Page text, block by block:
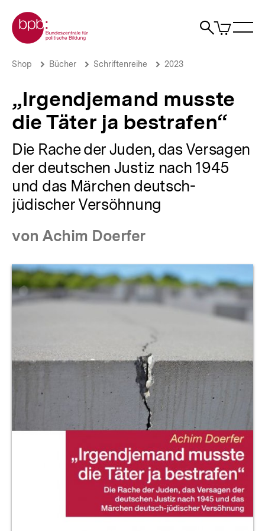
zum
Seiteninhalt
springen
Zur Startseite der bpb
Suche
Artikel
im
„Irgendjemand
bestrafen“
bpb.de
Brotkrümelnavigation
Pfadnavigation
Shop Bücher Schriftenreihe 2023
„Irgendjemand musste
die Täter ja bestrafen“
Die Rache der Juden, das Versagen
der deutschen Justiz nach 1945
und das Märchen deutsch-
jüdischer Versöhnung
von Achim Doerfer
Produktvorschau